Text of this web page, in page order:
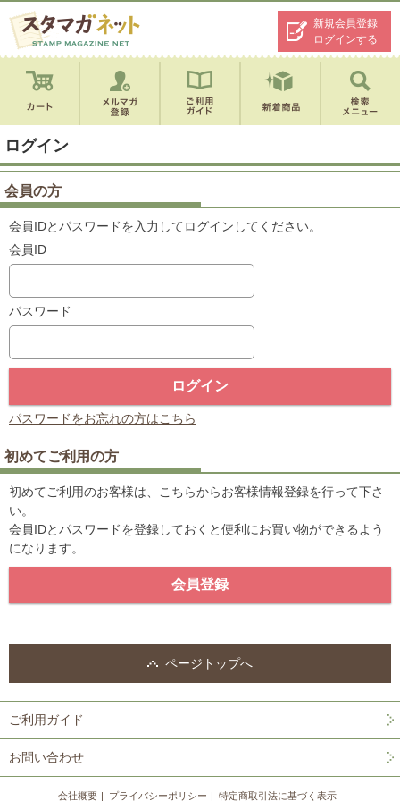
新規会員登録
ログインする
ログイン
会員の方
会員IDとパスワードを入力してログインしてください。
会員ID
パスワード
パスワードをお忘れの方はこちら
初めてご利用の方
初めてご利用のお客様は、こちらからお客様情報登録を行って下さ
い。
会員IDとパスワードを登録しておくと便利にお買い物ができるよう
になります。
ページトップへ
ご利用ガイド
お問い合わせ
会社概要 プライバシーポリシー 特定商取引法に基づく表示